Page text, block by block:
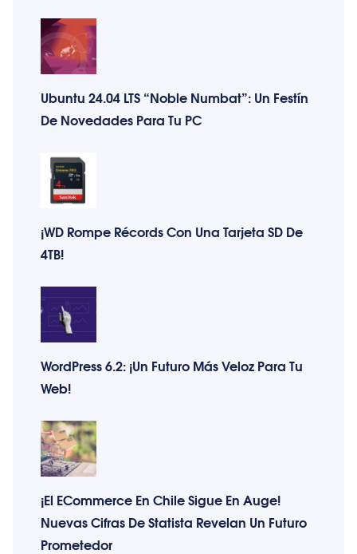
Ubuntu 24.04 LTS “Noble Numbat”: Un Festín
De Novedades Para Tu PC
¡WD Rompe Récords Con Una Tarjeta SD De
4TB!
WordPress 6.2: ¡Un Futuro Más Veloz Para Tu
Web!
¡El ECommerce En Chile Sigue En Auge!
Nuevas Cifras De Statista Revelan Un Futuro
Prometedor